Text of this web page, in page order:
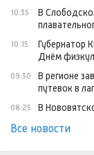
10:35
В
10:15
Губернатор
Днём
09:30
В регионе
путевок в
08:25 В
Все новости